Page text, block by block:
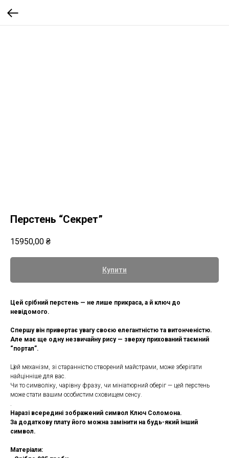
Перстень “Секрет”
15950,00 ₴
Купити
Цей срібний перстень — не лише прикраса, а й ключ до
невідомого.
Спершу він привертає увагу своєю елегантністю та витонченістю.
Але має ще одну незвичайну рису — зверху прихований таємний
“портал”.
Цей механізм, зі старанністю створений майстрами, може зберігати
найцінніше для вас.
Чи то символіку, чарівну фразу, чи мініатюрний оберіг — цей перстень
може стати вашим особистим сховищем сенсу.
.
Наразі всередині зображений символ Ключ Соломона.
За додаткову плату його можна замінити на будь-який інший
символ.
Матеріали: